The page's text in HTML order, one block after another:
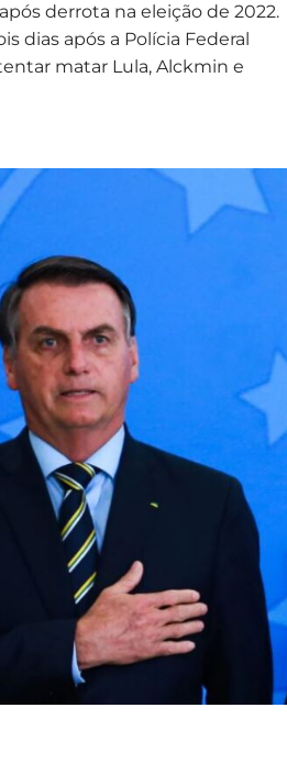
derrota na eleição de 2022.
dias após a Polícia Federal
matar Lula, Alckmin e